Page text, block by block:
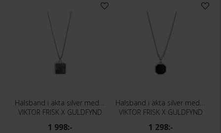
Halsband i äkta silver med labradorit
VIKTOR FRISK X GULDFYND
1 998:-
Halsband i äkta silver med onyx
VIKTOR FRISK X GULDFYND
1 298:-